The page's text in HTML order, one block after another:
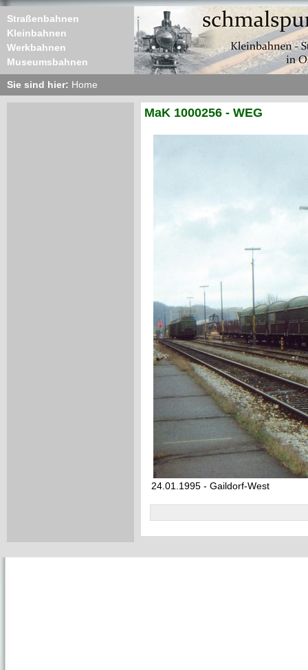
Straßenbahnen
Kleinbahnen
Werkbahnen
Museumsbahnen
Sie sind hier: Home
MaK 1000256 - WEG
24.01.1995 - Gaildorf-West